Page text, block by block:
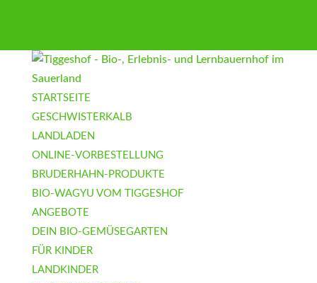
STARTSEITE
GESCHWISTERKALB
LANDLADEN
ONLINE-VORBESTELLUNG
BRUDERHAHN-PRODUKTE
BIO-WAGYU VOM TIGGESHOF
ANGEBOTE
DEIN BIO-GEMÜSEGARTEN
FÜR KINDER
LANDKINDER